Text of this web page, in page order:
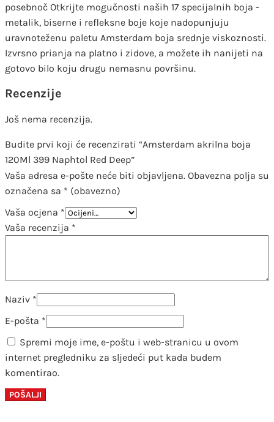
posebnoč Otkrijte mogučnosti naših 17 specijalnih boja -
metalik, biserne i refleksne boje koje nadopunjuju
uravnoteženu paletu Amsterdam boja srednje viskoznosti.
Izvrsno prianja na platno i zidove, a možete ih nanijeti na
gotovo bilo koju drugu nemasnu površinu.
Recenzije
Još nema recenzija.
Budite prvi koji će recenzirati “Amsterdam akrilna boja
120Ml 399 Naphtol Red Deep”
Vaša adresa e-pošte neće biti objavljena. Obavezna polja su
označena sa * (obavezno)
Vaša ocjena *
Vaša recenzija *
Naziv *
E-pošta *
Spremi moje ime, e-poštu i web-stranicu u ovom
internet pregledniku za sljedeći put kada budem
komentirao.